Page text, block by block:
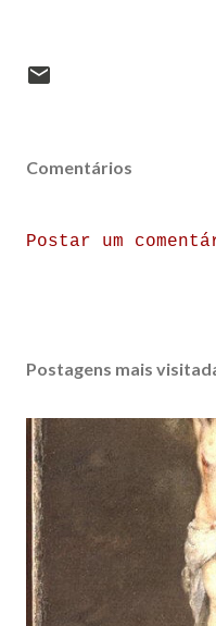
Comentários
Postar um
Postagens mais